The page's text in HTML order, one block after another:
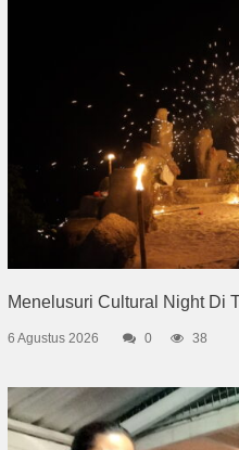
Menelusuri Cultural Night Di
6 Agustus 2026 0 38